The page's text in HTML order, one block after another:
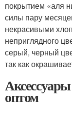
покрытием «аля
силы пару
некрасивыми
неприглядного
серый, черный
так как
оптом